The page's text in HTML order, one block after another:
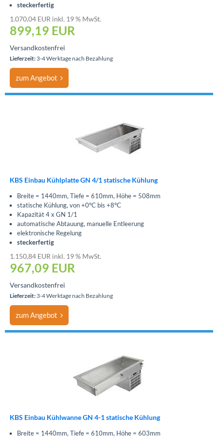
steckerfertig
1.070,04 EUR inkl. 19 % MwSt.
899,19 EUR
Versandkostenfrei
Lieferzeit: 3-4 Werktage nach Bezahlung
zum Angebot
KBS Einbau Kühlplatte GN 4/1 statische Kühlung
Breite = 1440mm, Tiefe = 610mm, Höhe = 508mm
statische Kühlung, von +0°C bis +8°C
Kapazität 4 x GN 1/1
automatische Abtauung, manuelle Entleerung
elektronische Regelung
steckerfertig
1.150,84 EUR inkl. 19 % MwSt.
967,09 EUR
Versandkostenfrei
Lieferzeit: 3-4 Werktage nach Bezahlung
zum Angebot
KBS Einbau Kühlwanne GN 4-1 statische Kühlung
Breite = 1440mm, Tiefe = 610mm, Höhe = 603mm